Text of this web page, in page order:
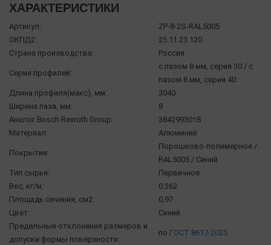
ХАРАКТЕРИСТИКИ
Артикул:
ZP-8-2S-RAL5005
ОКПД2:
25.11.23.120
Страна производства:
Россия
Серия профилей:
с пазом 8 мм, серия 30 / с
пазом 8 мм, серия 40
Длина профиля(макс), мм:
3040
Ширина паза, мм:
8
Аналог Bosch Rexroth Group:
3842993018
Материал:
Алюминий
Покрытие:
Порошково-полимерное /
RAL5005 / Синий
Тип сырья:
Первичное
Вес, кг/м:
0.262
Площадь сечения, см2:
0,97
Цвет:
Синий
Предельные отклонения размеров и
допуски формы поверхности:
по ГОСТ 8617-2025